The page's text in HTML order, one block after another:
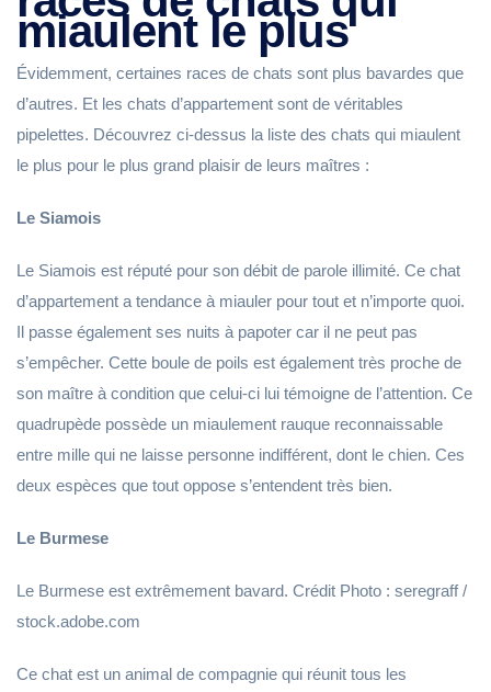
miaulent le plus
Évidemment, certaines races de chats sont plus bavardes que
d’autres. Et les chats d’appartement sont de véritables
pipelettes. Découvrez ci-dessus la liste des chats qui miaulent
le plus pour le plus grand plaisir de leurs maîtres :
Le Siamois
Le Siamois est réputé pour son débit de parole illimité. Ce chat
d’appartement a tendance à miauler pour tout et n’importe quoi.
Il passe également ses nuits à papoter car il ne peut pas
s’empêcher. Cette boule de poils est également très proche de
son maître à condition que celui-ci lui témoigne de l’attention. Ce
quadrupède possède un miaulement rauque reconnaissable
entre mille qui ne laisse personne indifférent, dont le chien. Ces
deux espèces que tout oppose s’entendent très bien.
Le Burmese
Le Burmese est extrêmement bavard. Crédit Photo : seregraff /
stock.adobe.com
Ce chat est un animal de compagnie qui réunit tous les